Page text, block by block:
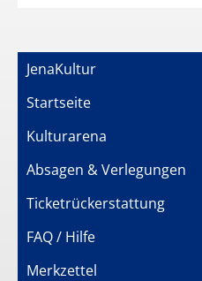
JenaKultur
Startseite
Kulturarena
Absagen & Verlegungen
Ticketrückerstattung
FAQ / Hilfe
Merkzettel